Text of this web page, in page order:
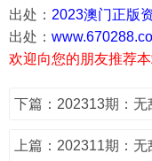
出处： 2023澳门正版
出处：
欢迎向您的朋友推荐
下篇：202313期：无
上篇：202311期：